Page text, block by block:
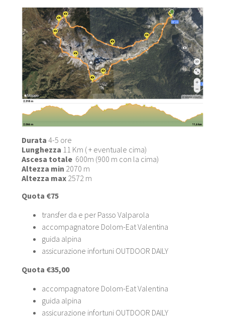
Durata 4-5 ore
Lunghezza 11 Km ( + eventuale cima)
Ascesa totale600m (900 m con la cima)
Altezza min 2070 m
Altezza max2572 m
Quota €75
transfer da e per Passo Valparola
accompagnatore Dolom-Eat Valentina
guida alpina
assicurazione infortuni OUTDOOR DAILY
Quota €35,00
accompagnatore Dolom-Eat Valentina
guida alpina
assicurazione infortuni OUTDOOR DAILY